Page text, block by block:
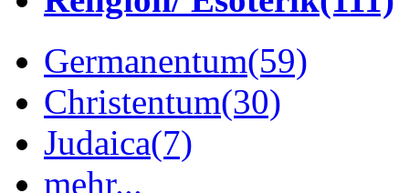
Germanentum(59)
Christentum(30)
Judaica(7)
mehr...